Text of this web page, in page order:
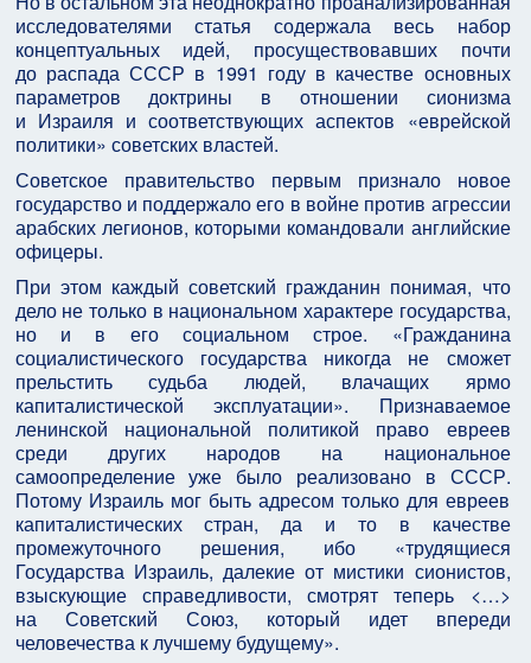
исследователями статья содержала весь набор
концептуальных идей, просуществовавших почти
до распада СССР в 1991 году в качестве основных
параметров доктрины в отношении сионизма
и Израиля и соответствующих аспектов «еврейской
политики» советских властей.
Советское правительство первым признало новое
государство и поддержало его в войне против агрессии
арабских легионов, которыми командовали английские
офицеры.
При этом каждый советский гражданин понимая, что
дело не только в национальном характере государства,
но и в его социальном строе. «Гражданина
социалистического государства никогда не сможет
прельстить судьба людей, влачащих ярмо
капиталистической эксплуатации». Признаваемое
ленинской национальной политикой право евреев
среди других народов на национальное
самоопределение уже было реализовано в СССР.
Потому Израиль мог быть адресом только для евреев
капиталистических стран, да и то в качестве
промежуточного решения, ибо «трудящиеся
Государства Израиль, далекие от мистики сионистов,
взыскующие справедливости, смотрят теперь <…>
на Советский Союз, который идет впереди
человечества к лучшему будущему».